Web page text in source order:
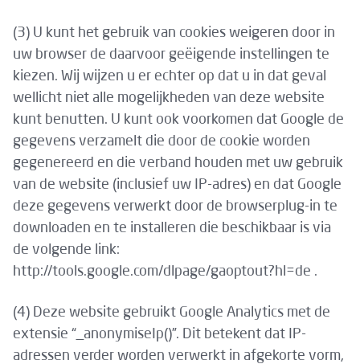
(3) U kunt het gebruik van cookies weigeren door in
uw browser de daarvoor geëigende instellingen te
kiezen. Wij wijzen u er echter op dat u in dat geval
wellicht niet alle mogelijkheden van deze website
kunt benutten. U kunt ook voorkomen dat Google de
gegevens verzamelt die door de cookie worden
gegenereerd en die verband houden met uw gebruik
van de website (inclusief uw IP-adres) en dat Google
deze gegevens verwerkt door de browserplug-in te
downloaden en te installeren die beschikbaar is via
de volgende link:
http://tools.google.com/dlpage/gaoptout?hl=de .
(4) Deze website gebruikt Google Analytics met de
extensie “_anonymiseIp()”. Dit betekent dat IP-
adressen verder worden verwerkt in afgekorte vorm,